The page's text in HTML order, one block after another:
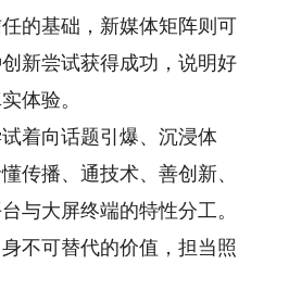
的基础，新媒体矩阵则可
新尝试获得成功，说明好
体验。
着向话题引爆、沉浸体
传播、通技术、善创新、
与大屏终端的特性分工。
不可替代的价值，担当照